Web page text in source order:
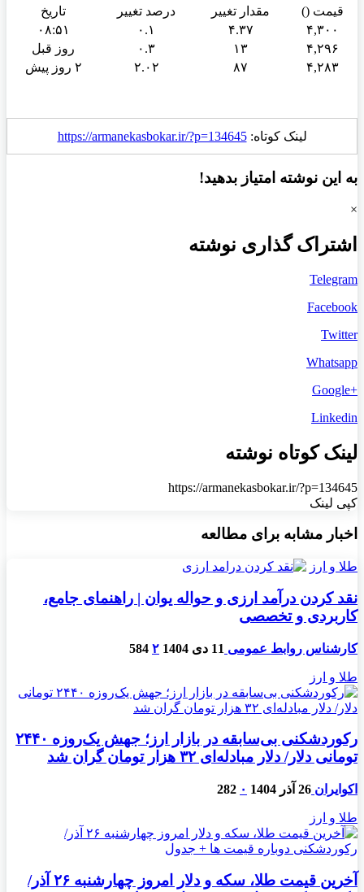
قیمت ()
مقدار تغییر درصد تغییر
تاریخ
۴,۳۰۰
۴.۳۷ ۰.۱
۰۸:۵۱
۴,۲۹۶
۱۳ ۰.۳
روز قبل
۴,۲۸۳
۸۷ ۲.۰۲ ۲ روز پیش
لینک کوتاه:https://armanekasbokar.ir/?p=134645
به این نوشته امتیاز بدهید!
×
اشتراک گذاری نوشته
Telegram
Facebook
Twitter
Whatsapp
+Google
Linkedin
لینک کوتاه نوشته
https://armanekasbokar.ir/?p=134645
کپی لینک
اخبار مشابه برای مطالعه
طلا و ارز
نقد کردن درآمد ارزی و حواله یوان | راهنمای جامع،
کاربردی و تخصصی
کارشناس روابط عمومی 11 دی 1404 ۲ 584
طلا و ارز
رکوردشکنی بی‌سابقه در بازار ارز؛ جهش یک‌روزه ۲۴۴۰
تومانی دلار/ دلار مبادله‌ای ۳۲ هزار تومان گران شد
اکوایران 26 آذر 1404 ۰ 282
طلا و ارز
آخرین قیمت طلا، سکه و دلار امروز چهارشنبه ۲۶ آذر/